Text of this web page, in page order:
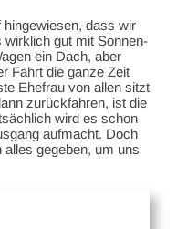
dass wir
wirklich gut mit Sonnen-
ein Dach, aber
Fahrt die ganze Zeit
Ehefrau von allen sitzt
zurückfahren, ist die
wird es schon
aufmacht. Doch
gegeben, um uns